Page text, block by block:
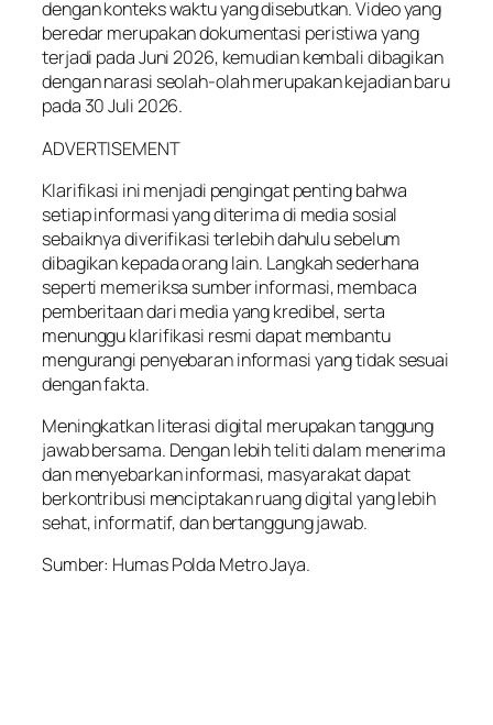
dengan konteks waktu yang disebutkan. Video yang
beredar merupakan dokumentasi peristiwa yang
terjadi pada Juni 2026, kemudian kembali dibagikan
dengan narasi seolah-olah merupakan kejadian baru
pada 30 Juli 2026.
ADVERTISEMENT
Klarifikasi ini menjadi pengingat penting bahwa
setiap informasi yang diterima di media sosial
sebaiknya diverifikasi terlebih dahulu sebelum
dibagikan kepada orang lain. Langkah sederhana
seperti memeriksa sumber informasi, membaca
pemberitaan dari media yang kredibel, serta
menunggu klarifikasi resmi dapat membantu
mengurangi penyebaran informasi yang tidak sesuai
dengan fakta.
Meningkatkan literasi digital merupakan tanggung
jawab bersama. Dengan lebih teliti dalam menerima
dan menyebarkan informasi, masyarakat dapat
berkontribusi menciptakan ruang digital yang lebih
sehat, informatif, dan bertanggung jawab.
Sumber: Humas Polda Metro Jaya.